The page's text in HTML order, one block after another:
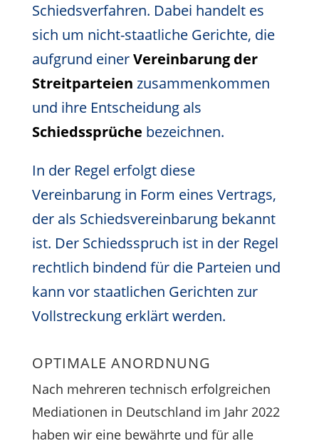
Schiedsverfahren. Dabei handelt es
sich um nicht-staatliche Gerichte, die
aufgrund einerVereinbarung der
Streitparteien zusammenkommen
und ihre Entscheidung als
Schiedssprüche bezeichnen.
In der Regel erfolgt diese
Vereinbarung in Form eines Vertrags,
der als Schiedsvereinbarung bekannt
ist. Der Schiedsspruch ist in der Regel
rechtlich bindend für die Parteien und
kann vor staatlichen Gerichten zur
Vollstreckung erklärt werden.
OPTIMALE ANORDNUNG
Nach mehreren technisch erfolgreichen
Mediationen in Deutschland im Jahr 2022
haben wir eine bewährte und für alle